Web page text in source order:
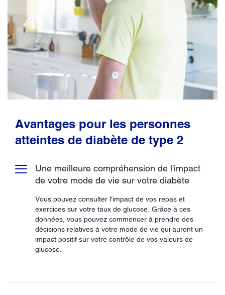
Avantages pour les personnes
atteintes de diabète de type 2
Une meilleure compréhension de l'impact
de votre mode de vie sur votre diabète
Vous pouvez consulter l'impact de vos repas et
exercices sur votre taux de glucose. Grâce à ces
données, vous pouvez commencer à prendre des
décisions relatives à votre mode de vie qui auront un
impact positif sur votre contrôle de vos valeurs de
glucose.